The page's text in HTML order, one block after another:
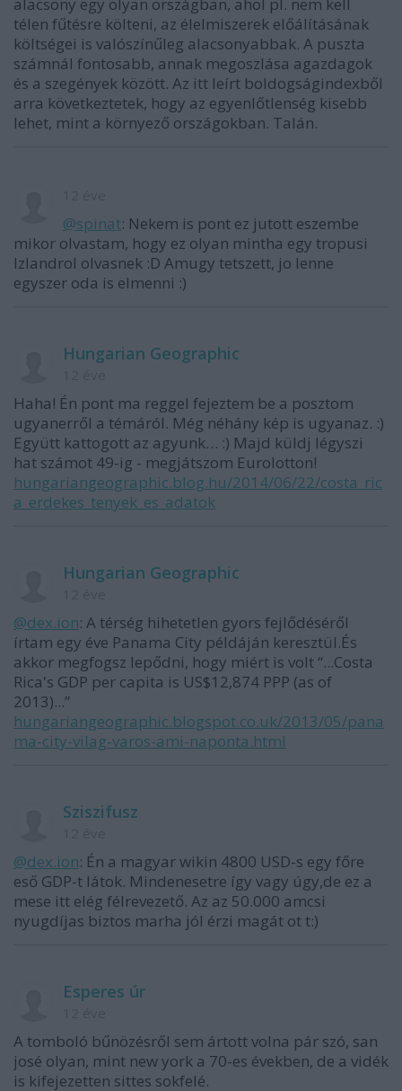
alacsony egy olyan országban, ahol pl. nem kell
télen fűtésre költeni, az élelmiszerek előálításának
költségei is valószínűleg alacsonyabbak. A puszta
számnál fontosabb, annak megoszlása agazdagok
és a szegények között. Az itt leírt boldogságindexből
arra következtetek, hogy az egyenlőtlenség kisebb
lehet, mint a környező országokban. Talán.
@spinat: Nekem is pont ez jutott eszembe
mikor olvastam, hogy ez olyan mintha egy tropusi
Izlandrol olvasnek :D Amugy tetszett, jo lenne
egyszer oda is elmenni :)
Hungarian Geographic
Haha! Én pont ma reggel fejeztem be a posztom
ugyanerről a témáról. Még néhány kép is ugyanaz. :)
Együtt kattogott az agyunk… :) Majd küldj légyszi
hat számot 49-ig - megjátszom Eurolotton!
hungariangeographic.blog.hu/2014/06/22/costa_ric
a_erdekes_tenyek_es_adatok
Hungarian Geographic
@dex.ion: A térség hihetetlen gyors fejlődéséről
írtam egy éve Panama City példáján keresztül.És
akkor megfogsz lepődni, hogy miért is volt “...Costa
Rica's GDP per capita is US$12,874 PPP (as of
2013)...”
hungariangeographic.blogspot.co.uk/2013/05/pana
ma-city-vilag-varos-ami-naponta.html
Sziszifusz
@dex.ion: Én a magyar wikin 4800 USD-s egy főre
eső GDP-t látok. Mindenesetre így vagy úgy,de ez a
mese itt elég félrevezető. Az az 50.000 amcsi
nyugdíjas biztos marha jól érzi magát ot t:)
Esperes úr
A tomboló bűnözésről sem ártott volna pár szó, san
josé olyan, mint new york a 70-es években, de a vidék
is kifejezetten sittes sokfelé.